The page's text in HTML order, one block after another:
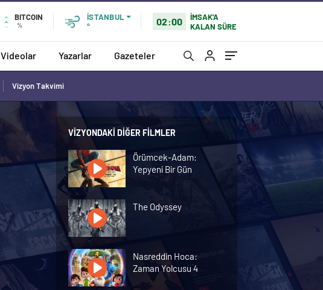
BITCOIN
%
İSTANBUL
°
02:00
İMSAK'A
KALAN SÜRE
Videolar Yazarlar Gazeteler
Vizyon Takvimi
VIZYONDAKI DIĞER FILMLER
Örümcek-Adam:
Yepyeni Bir Gün
The Odyssey
Nasreddin Hoca:
Zaman Yolcusu 4